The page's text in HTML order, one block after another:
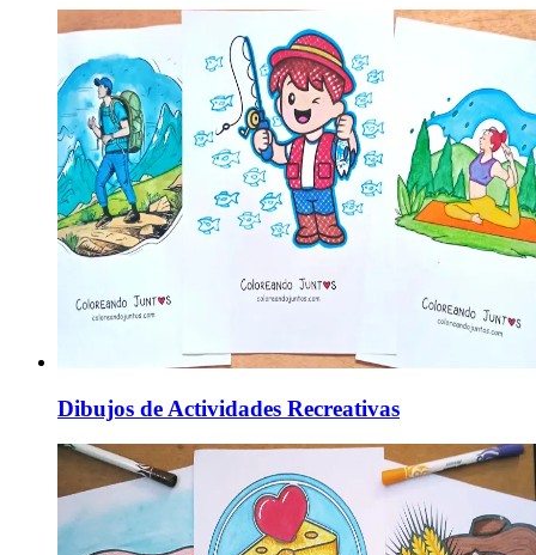
Dibujos de Actividades Recreativas